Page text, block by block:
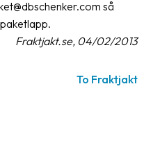
så
Fraktjakt.se, 04/02/2013
To Fraktjakt